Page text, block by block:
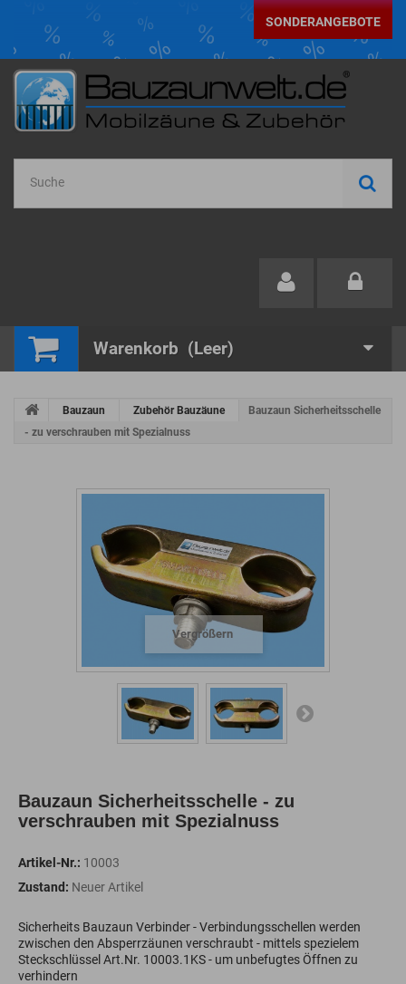
SONDERANGEBOTE
Warenkorb (Leer)
Bauzaun Zubehör Bauzäune
Bauzaun Sicherheitsschelle
- zu verschrauben mit Spezialnuss
Vergrößern
Bauzaun Sicherheitsschelle - zu
verschrauben mit Spezialnuss
Artikel-Nr.: 10003
Zustand: Neuer Artikel
Sicherheits Bauzaun Verbinder - Verbindungsschellen werden
zwischen den Absperrzäunen verschraubt - mittels spezielem
Steckschlüssel Art.Nr. 10003.1KS - um unbefugtes Öffnen zu
verhindern